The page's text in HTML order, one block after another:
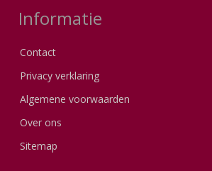
Informatie
Contact
Privacy verklaring
Algemene voorwaarden
Over ons
Sitemap